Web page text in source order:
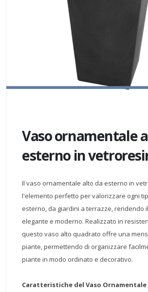
Vaso ornamentale
esterno in
Il vaso ornamentale alto da esterno in
l'elemento perfetto per valorizzare ogni
esterno, da giardini a terrazze, rendendo
elegante e moderno. Realizzato in
questo vaso alto quadrato offre una
piante, permettendo di organizzare
piante in modo ordinato e decorativo.
Caratteristiche del Vaso Ornamentale